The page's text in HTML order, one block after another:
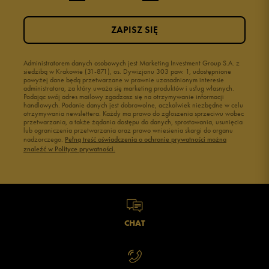
Administratorem danych osobowych jest Marketing Investment Group S.A. z
siedzibą w Krakowie (31-871), os. Dywizjonu 303 paw. 1, udostępnione
powyżej dane będą przetwarzane w prawnie uzasadnionym interesie
administratora, za który uważa się marketing produktów i usług własnych.
Podając swój adres mailowy zgadzasz się na otrzymywanie informacji
handlowych. Podanie danych jest dobrowolne, aczkolwiek niezbędne w celu
otrzymywania newslettera. Każdy ma prawo do zgłoszenia sprzeciwu wobec
przetwarzania, a także żądania dostępu do danych, sprostowania, usunięcia
lub ograniczenia przetwarzania oraz prawo wniesienia skargi do organu
nadzorczego. Pełną treść oświadczenia o ochronie prywatności można
znaleźć w Polityce prywatności.
ZAPISZ SIĘ
CHAT